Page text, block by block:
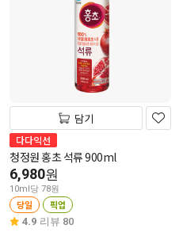
담기
다다익선
청정원 홍초 석류 900ml
6,980원
10ml당 78원
당일 픽업
4.9 리뷰 80